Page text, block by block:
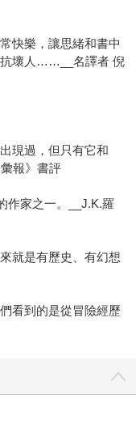
快樂，讓思緒和書中
抗壞人……__名譯者 倪
現過，但只有它和
報》書評
作家之一。__J.K.羅
就是有歷史、有幻想
看到的是從冒險經歷